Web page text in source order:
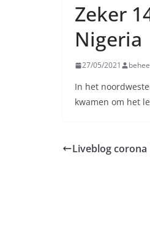
Zeker
Nigeria
27/05/2021
In het
kwamen om het
Liveblog corona